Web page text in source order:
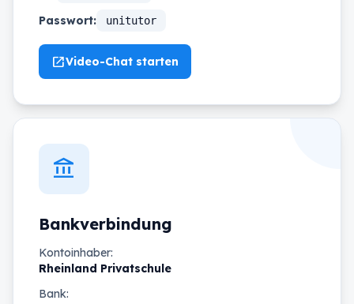
Passwort: unitutor
open_in_newVideo-Chat starten
account_balance
Bankverbindung
Kontoinhaber:
Rheinland Privatschule
Bank: